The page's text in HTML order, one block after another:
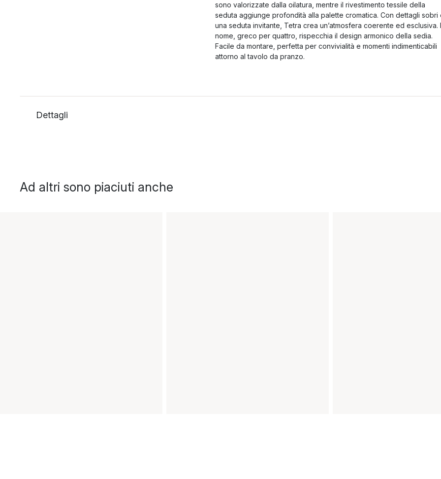
sono valorizzate dalla oilatura, mentre il rivestimento tessile della
seduta aggiunge profondità alla palette cromatica. Con dettagli sobri
una seduta invitante, Tetra crea un’atmosfera coerente ed esclusiva.
nome, greco per quattro, rispecchia il design armonico della sedia.
Facile da montare, perfetta per convivialità e momenti indimenticabili
attorno al tavolo da pranzo.
Dettagli
Ad altri sono piaciuti anche